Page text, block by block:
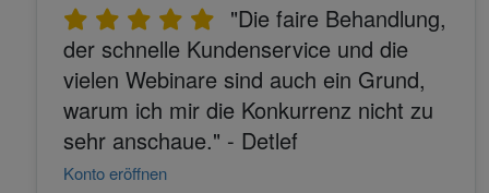
"Die faire Behandlung,
der schnelle Kundenservice und die
vielen Webinare sind auch ein Grund,
warum ich mir die Konkurrenz nicht zu
sehr anschaue." - Detlef
Konto eröffnen